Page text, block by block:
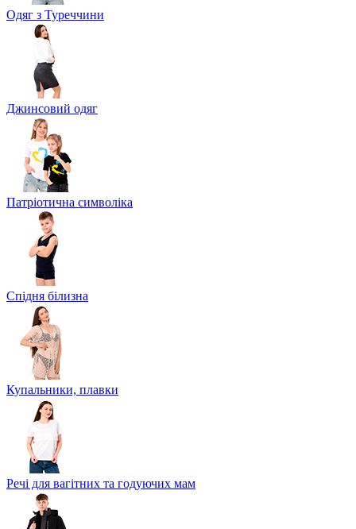
Одяг з Туреччини
Джинсовий одяг
Патріотична символіка
Спідня білизна
Купальники, плавки
Речі для вагітних та годуючих мам